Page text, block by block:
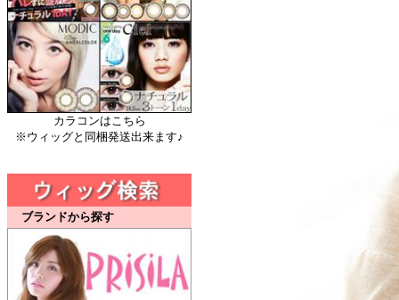
カラコンはこちら
※ウィッグと同梱発送出来ます♪
ブランドから探す